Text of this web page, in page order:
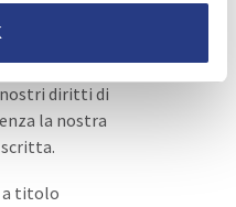
di non rivendicare
intellettuale
diritti di
la nostra
a titolo